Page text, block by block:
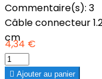
Commentaire(s): 3
Câble connecteur
cm
4,34 €
 Ajouter au panier